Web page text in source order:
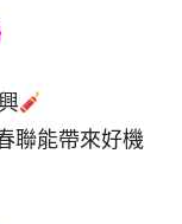
聯能帶來好機